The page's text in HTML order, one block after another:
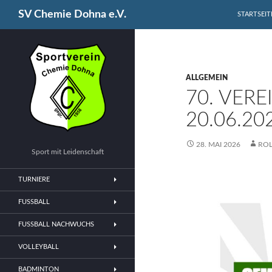
SV Chemie Dohna e.V.
ALLGEMEIN
70.
28. MAI 2026
Sport mit Leidenschaft
TURNIERE
FUSSBALL
FUSSBALL NACHWUCHS
VOLLEYBALL
BADMINTON